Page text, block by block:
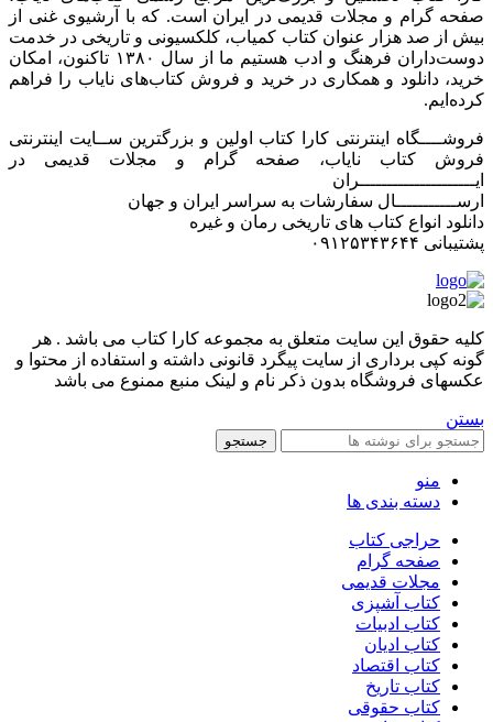
صفحه گرام و مجلات قدیمی در ایران است. که با آرشیوی غنی از
بیش از صد هزار عنوان کتاب کمیاب، کلکسیونی و تاریخی در خدمت
دوست‌داران فرهنگ و ادب هستیم ما از سال ۱۳۸۰ تاکنون، امکان
خرید، دانلود و همکاری در خرید و فروش کتاب‌های نایاب را فراهم
کرده‌ایم.
فروشــــگاه اینترنتی کارا کتاب اولین و بزرگترین ســایت اینترنتی
فروش کتاب نایاب، صفحه گرام و مجلات قدیمی در
ایـــــــــــــــــــــران
ارســـــــــــال سفارشات به سراسر ایران و جهان
دانلود انواع کتاب های تاریخی رمان و غیره
پشتیبانی ۰۹۱۲۵۳۴۳۶۴۴
کليه حقوق اين سايت متعلق به مجموعه کارا کتاب می باشد . هر
گونه کپی برداری از سایت پیگرد قانونی داشته و استفاده از محتوا و
عکسهای فروشگاه بدون ذکر نام و لینک منبع ممنوع می باشد
بستن
جستجو
منو
دسته بندی ها
حراجی کتاب
صفحه گرام
مجلات قدیمی
کتاب آشپزی
کتاب ادبیات
کتاب ادیان
کتاب اقتصاد
کتاب تاریخ
کتاب حقوقی